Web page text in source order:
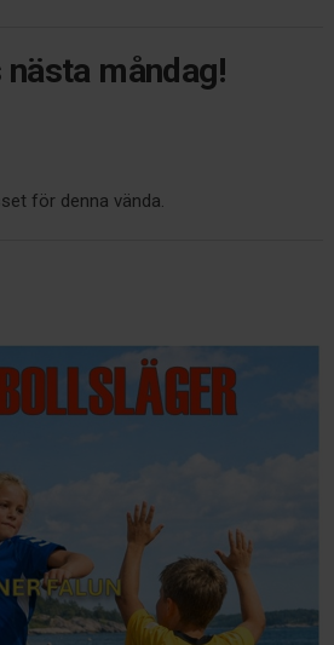
måndag!
för denna vända.